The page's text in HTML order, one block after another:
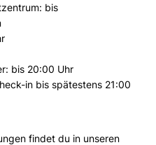
bis
bis 20:00 Uhr
in bis spätestens 21:00
findet du in unseren